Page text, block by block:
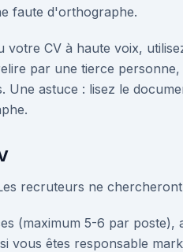
faute d'orthographe.
votre CV à haute voix,
par une tierce
Une astuce : lisez le
recruteurs ne
(maximum 5-6 par
vous êtes responsable